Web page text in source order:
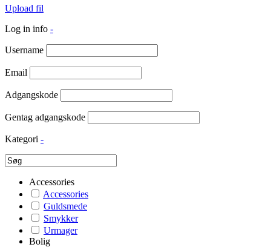
Upload fil
Log in info -
Username
Email
Adgangskode
Gentag adgangskode
Kategori -
Accessories
Accessories
Guldsmede
Smykker
Urmager
Bolig